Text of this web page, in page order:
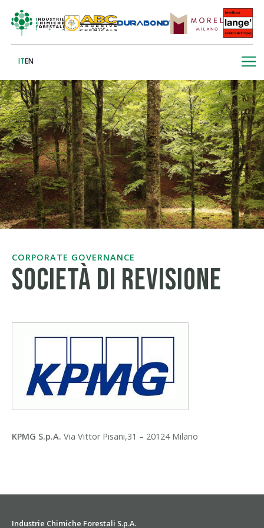
ITEN
CORPORATE GOVERNANCE
Società di Revisione
KPMG S.p.A. Via Vittor Pisani,31 – 20124 Milano
Industrie Chimiche Forestali S.p.A.